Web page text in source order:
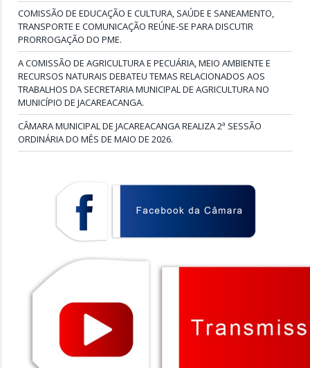
COMISSÃO DE EDUCAÇÃO E CULTURA, SAÚDE E SANEAMENTO,
TRANSPORTE E COMUNICAÇÃO REÚNE-SE PARA DISCUTIR
PRORROGAÇÃO DO PME.
A COMISSÃO DE AGRICULTURA E PECUÁRIA, MEIO AMBIENTE E
RECURSOS NATURAIS DEBATEU TEMAS RELACIONADOS AOS
TRABALHOS DA SECRETARIA MUNICIPAL DE AGRICULTURA NO
MUNICÍPIO DE JACAREACANGA.
CÂMARA MUNICIPAL DE JACAREACANGA REALIZA 2ª SESSÃO
ORDINÁRIA DO MÊS DE MAIO DE 2026.